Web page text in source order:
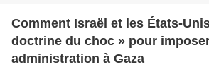
Comment Israël et les États-
doctrine du choc » pour
administration à Gaza